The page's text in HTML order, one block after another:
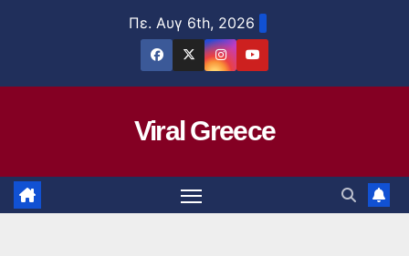
Πε. Αυγ 6th, 2026
Viral Greece